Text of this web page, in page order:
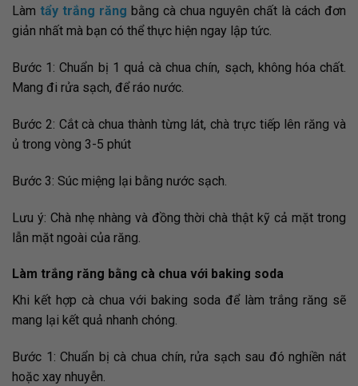
Làm tẩy trắng răng bằng cà chua nguyên chất là cách đơn
giản nhất mà bạn có thể thực hiện ngay lập tức.
Bước 1: Chuẩn bị 1 quả cà chua chín, sạch, không hóa chất.
Mang đi rửa sạch, để ráo nước.
Bước 2: Cắt cà chua thành từng lát, chà trực tiếp lên răng và
ủ trong vòng 3-5 phút
Bước 3: Súc miệng lại bằng nước sạch.
Lưu ý: Chà nhẹ nhàng và đồng thời chà thật kỹ cả mặt trong
lẫn mặt ngoài của răng.
Làm trắng răng bằng cà chua với baking soda
Khi kết hợp cà chua với baking soda để làm trắng răng sẽ
mang lại kết quả nhanh chóng.
Bước 1: Chuẩn bị cà chua chín, rửa sạch sau đó nghiền nát
hoặc xay nhuyễn.